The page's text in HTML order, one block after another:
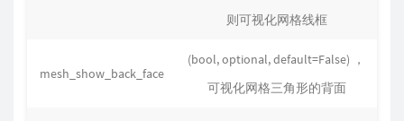
则可视化网格线框
mesh_show_back_face
(bool, optional, default=False) ，
可视化网格三角形的背面